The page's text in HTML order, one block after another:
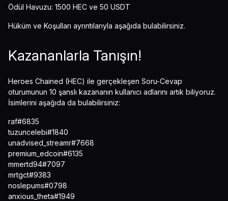
Ödül Havuzu: 1500 HEC ve 50 USDT
Hüküm ve Koşulları ayrıntılarıyla aşağıda bulabilirsiniz.
Kazananlarla Tanışın!
Heroes Chained (HEC) ile gerçekleşen Soru-Cevap
oturumunun 10 şanslı kazananın kullanıcı adlarını artık biliyoruz.
İsimlerini aşağıda da bulabilirsiniz:
raf#6835
tuzuncelebi#1840
unadvised_streamr#7668
premium_edcoin#6135
mmertd94#7097
mrtgct#9383
noslepums#0798
anxious_theta#1949